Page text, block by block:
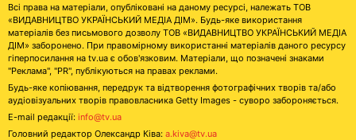
Всі права на матеріали, опубліковані на даному ресурсі, належать ТОВ
«ВИДАВНИЦТВО УКРАЇНСЬКИЙ МЕДІА ДІМ». Будь-яке використання
матеріалів без письмового дозволу ТОВ «ВИДАВНИЦТВО УКРАЇНСЬКИЙ МЕДІА
ДІМ» заборонено. При правомірному використанні матеріалів даного ресурсу
гіперпосилання на tv.ua є обов'язковим. Матеріали, що позначені знаками
"Реклама", "PR", публікуються на правах реклами.
Будь-яке копіювання, передрук та відтворення фотографічних творів та/або
аудіовізуальних творів правовласника Getty Images - суворо забороняється.
E-mail редакції: info@tv.ua
Головний редактор Олександр Ківа: a.kiva@tv.ua